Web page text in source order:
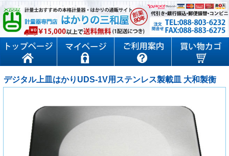
デジタル上皿はかりUDS-1V用ステンレス製載皿 大和製衡